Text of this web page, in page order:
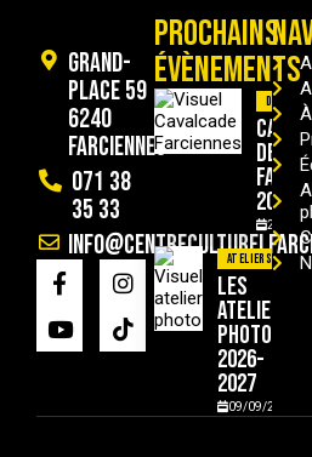
Grand-
Place 59
6240
Farciennes
071 38
35 33
PROCHAINS
ÉVÈNEMENTS
Divers
de
2026
29/08/
Ateliers
Les
ateliers
photo
2026-
2027
09/09/2026